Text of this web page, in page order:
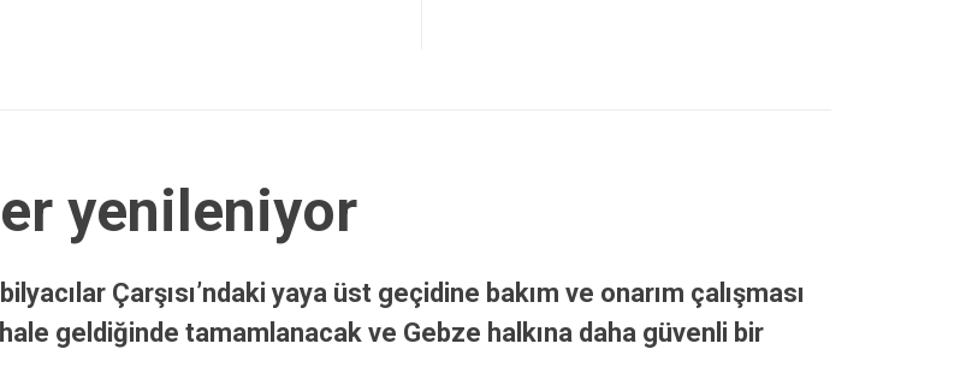
yenileniyor
Çarşısı’ndaki yaya üst geçidine bakım ve onarım çalışması
geldiğinde tamamlanacak ve Gebze halkına daha güvenli bir